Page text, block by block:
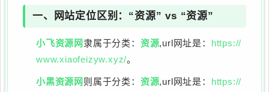
一、网站定位区别：“资源” vs “资源”
小飞资源网隶属于分类： 资源,url网址是： https://
www.xiaofeizyw.xyz/。
小黑资源网 则属于分类： 资源,url网址是： https://